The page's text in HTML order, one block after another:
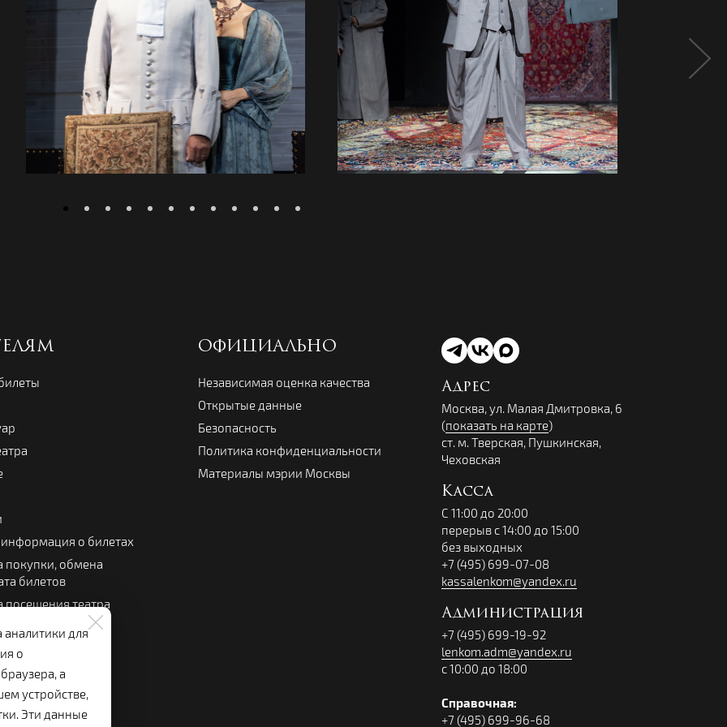
о билетах
покупки, обмена
билетов
посещения театра
буфет
ОФИЦИАЛЬНО
Независимая оценка качества
Открытые данные
Безопасность
Политика конфиденциальности
Материалы мэрии Москвы
Адрес
Москва, ул. Малая Дмитровка, 6
(показать на карте)
ст. м. Тверская, Пушкинская,
Чеховская
Касса
С 11:00 до 20:00
перерыв с 14:00 до 15:00
без выходных
+7 (495) 699-07-08
kassalenkom@yandex.ru
Администрация
+7 (495) 699-19-92
lenkom.adm@yandex.ru
с 10:00 до 18:00
Справочная:
+7 (495) 699-96-68
для
о
а
устройстве,
Эти данные